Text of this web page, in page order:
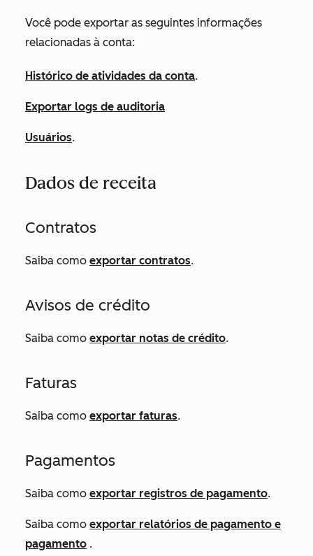
Você pode exportar as seguintes informações
relacionadas à conta:
Histórico de atividades da conta.
Exportar logs de auditoria
Usuários.
Dados de receita
Contratos
Saiba como exportar contratos.
Avisos de crédito
Saiba como exportar notas de crédito.
Faturas
Saiba como exportar faturas.
Pagamentos
Saiba como exportar registros de pagamento.
Saiba como exportar relatórios de pagamento e
pagamento .